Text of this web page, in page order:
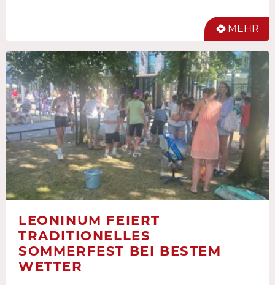
MEHR
LEONINUM FEIERT
TRADITIONELLES
SOMMERFEST BEI BESTEM
WETTER